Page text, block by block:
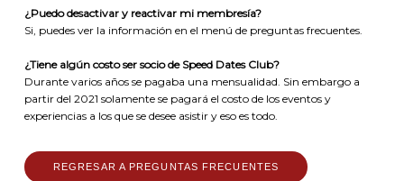
¿Puedo desactivar y reactivar mi membresía?
Si, puedes ver la información en el menú de preguntas frecuentes.
¿Tiene algún costo ser socio de Speed Dates Club?
Durante varios años se pagaba una mensualidad. Sin embargo a
partir del 2021 solamente se pagará el costo de los eventos y
experiencias a los que se desee asistir y eso es todo.
REGRESAR A PREGUNTAS FRECUENTES